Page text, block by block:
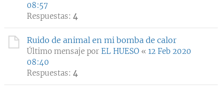
08:57
Respuestas: 4
Ruido de animal en mi bomba de calor
Último mensaje por EL HUESO « 12 Feb 2020
08:40
Respuestas: 4